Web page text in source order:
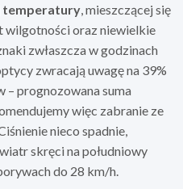
temperatury, mieszczącej się
wilgotności oraz niewielkie
zwłaszcza w godzinach
zwracają uwagę na 39%
prognozowana suma
więc zabranie ze
nieco spadnie,
skręci na południowy
do 28 km/h.